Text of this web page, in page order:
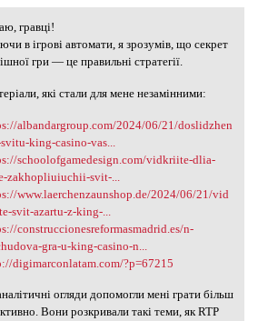
гравці!
гравці!
в ігрові автомати, я зрозумів, що секрет
гри — це правильні стратегії.
які стали для мене незамінними:
albandargroup.com/2024/06/21/doslidzhen
king-casino-vas...
schoolofgamedesign.com/vidkriite-dlia-
zakhopliuiuchii-svit-...
www.laerchenzaunshop.de/2024/06/21/vid
svit-azartu-z-king-...
construccionesreformasmadrid.es/n-
gra-u-king-casino-n...
digimarconlatam.com/?p=67215
огляди допомогли мені грати більш
Вони розкривали такі теми, як RTP